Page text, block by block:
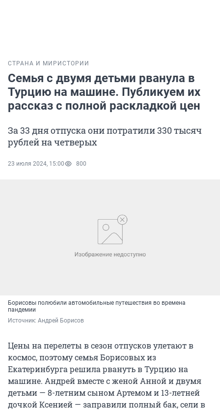
СТРАНА И МИР ИСТОРИИ
Семья с двумя детьми рванула в
Турцию на машине. Публикуем их
рассказ с полной раскладкой цен
За 33 дня отпуска они потратили 330 тысяч
рублей на четверых
23 июля 2024, 15:00 800
Борисовы полюбили автомобильные путешествия во времена
пандемии
Источник: Андрей Борисов
Цены на перелеты в сезон отпусков улетают в
космос, поэтому семья Борисовых из
Екатеринбурга решила рвануть в Турцию на
машине. Андрей вместе с женой Анной и двумя
детьми — 8-летним сыном Артемом и 13-летней
дочкой Ксенией — заправили полный бак, сели в